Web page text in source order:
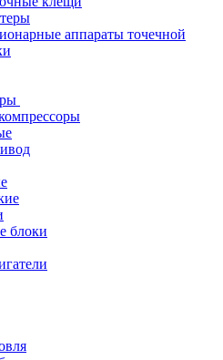
аппараты точечной
блоки